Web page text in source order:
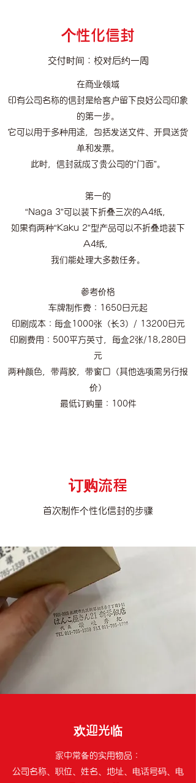
个性化信封
交付时间：校对后约一周
在商业领域
印有公司名称的信封是给客户留下良好公司印象
的第一步。
它可以用于多种用途，包括发送文件、开具送货
单和发票。
此时，信封就成了贵公司的“门面”。
第一的
“Naga 3”可以装下折叠三次的A4纸，
如果有两种“Kaku 2”型产品可以不折叠地装下
A4纸，
我们能处理大多数任务。
参考价格
车牌制作费：1650日元起
印刷成本：每盒1000张（长3）/ 13200日元
印刷费用：500平方英寸，每盒2张/18,280日
元
两种颜色，带背胶，带窗口（其他选项需另行报
价）
最低订购量：100件
订购流程
首次制作个性化信封的步骤
欢迎光临
家中常备的实用物品：
公司名称、职位、姓名、地址、电话号码、电